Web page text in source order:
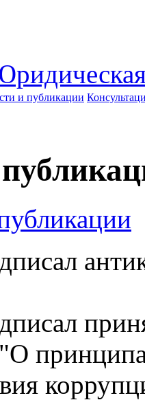
и публикации